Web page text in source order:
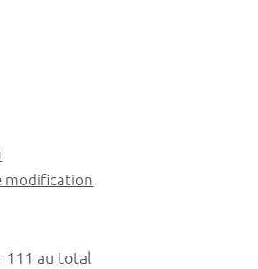
111 au total
modification